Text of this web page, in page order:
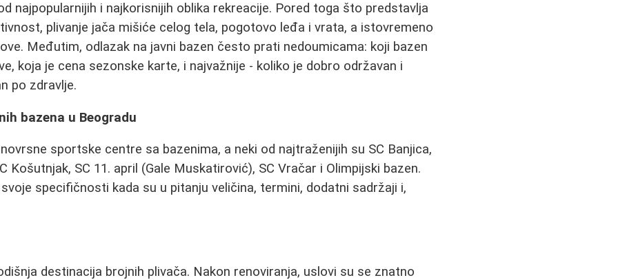
najpopularnijih i najkorisnijih oblika rekreacije. Pored toga što predstavlja
plivanje jača mišiće celog tela, pogotovo leđa i vrata, a istovremeno
Međutim, odlazak na javni bazen često prati nedoumicama: koji bazen
koja je cena sezonske karte, i najvažnije - koliko je dobro održavan i
po zdravlje.
bazena u Beogradu
sportske centre sa bazenima, a neki od najtraženijih su SC Banjica,
Košutnjak, SC 11. april (Gale Muskatirović), SC Vračar i Olimpijski bazen.
specifičnosti kada su u pitanju veličina, termini, dodatni sadržaji i,
destinacija brojnih plivača. Nakon renoviranja, uslovi su se znatno